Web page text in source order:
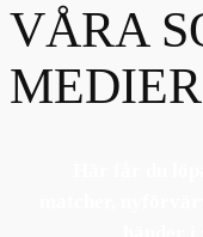
VÅRA
MEDIER